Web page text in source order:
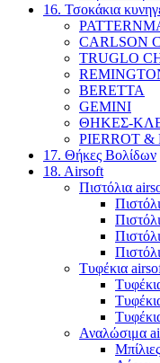
16. Τσοκάκια
CARLSON
TRUGLO
BERETTA
GEMINI
ΘΗΚΕΣ-
PIERROT &
17. Θήκες Βολίδων
18. Airsoft
Πιστόλια
Τυφέκια
Αναλώσιμα
Μπίλιες